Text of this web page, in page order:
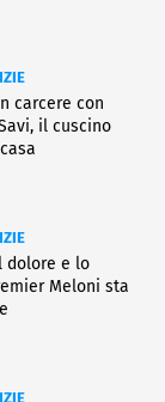
carcere con
il cuscino
dolore e lo
Meloni sta